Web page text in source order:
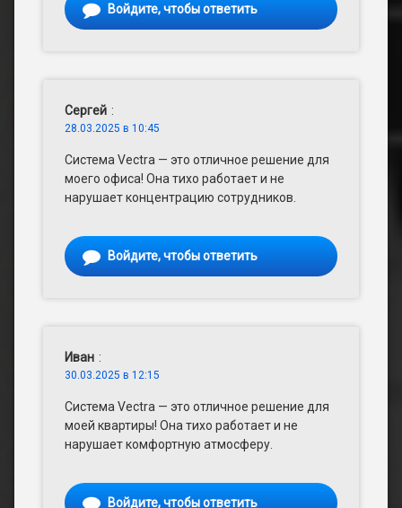
Войдите, чтобы ответить
Сергей :
28.03.2025 в 10:45
Система Vectra — это отличное решение для
моего офиса! Она тихо работает и не
нарушает концентрацию сотрудников.
Войдите, чтобы ответить
Иван :
30.03.2025 в 12:15
Система Vectra — это отличное решение для
моей квартиры! Она тихо работает и не
нарушает комфортную атмосферу.
Войдите, чтобы ответить